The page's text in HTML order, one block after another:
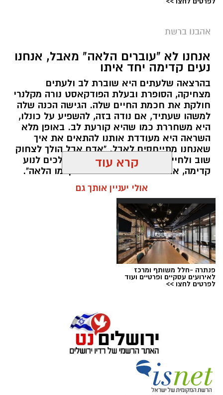
אהבנו ברשת
אנחנו לא "עוברים הלאה" מאבל, אנחנו
נעים קדימה יחד איתו
בהרצאה שלעתים היא שוברת לב ולעתים
מצחיקה, הסופרת ובעלת הפודקאסט נורה מקלנרי
חולקת את חכמת החיים שלה. הגישה הכנה שלה
למשהו שעתיד, אם נודה בזה, להשפיע על כונלו,
היא משחררת כמו שהיא קורעת לב. באופן מלא
השראה היא מעודדת אותנו להתאים את איך
שאנחנו מתייחסים לאבל. "אדם אבל הולך לצחוק
שוב ולחייך שוב", היא אומרת. "הם הולכים לנוע
קדימה, אבל זה לא אומר שהם התקדמו הלאה".
תגים:אבל
קרא עוד
אולי יעניין אותך גם
פנתרה -חלל משותף ומרכז
לאירועים עסקיים ופרטיים ועוד
לפרטים לחצו >>